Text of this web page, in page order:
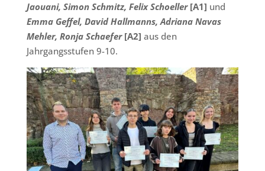
Jaouani, Simon Schmitz, Felix Schoeller [A1] und
Emma Geffel, David Hallmanns, Adriana Navas
Mehler, Ronja Schaefer [A2] aus den
Jahrgangsstufen 9-10.